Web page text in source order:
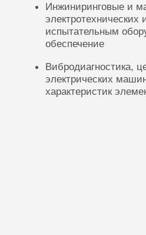
Инжиниринговые и
электротехнических
испытательным
обеспечение
Вибродиагностика,
электрических
характеристик